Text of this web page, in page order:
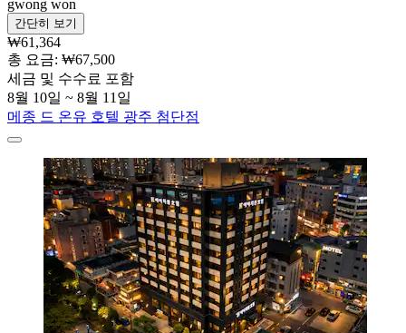
gwong won
간단히 보기
₩61,364
총 요금: ₩67,500
세금 및 수수료 포함
8월 10일 ~ 8월 11일
메종 드 온유 호텔 광주 첨단점